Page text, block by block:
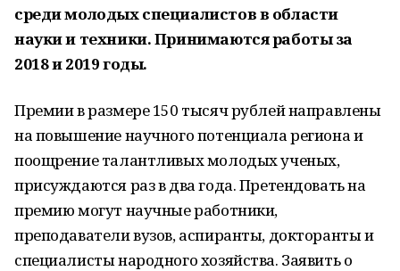
среди молодых специалистов в области
науки и техники. Принимаются работы за
2018 и 2019 годы.
Премии в размере 150 тысяч рублей направлены
на повышение научного потенциала региона и
поощрение талантливых молодых ученых,
присуждаются раз в два года. Претендовать на
премию могут научные работники,
преподаватели вузов, аспиранты, докторанты и
специалисты народного хозяйства. Заявить о